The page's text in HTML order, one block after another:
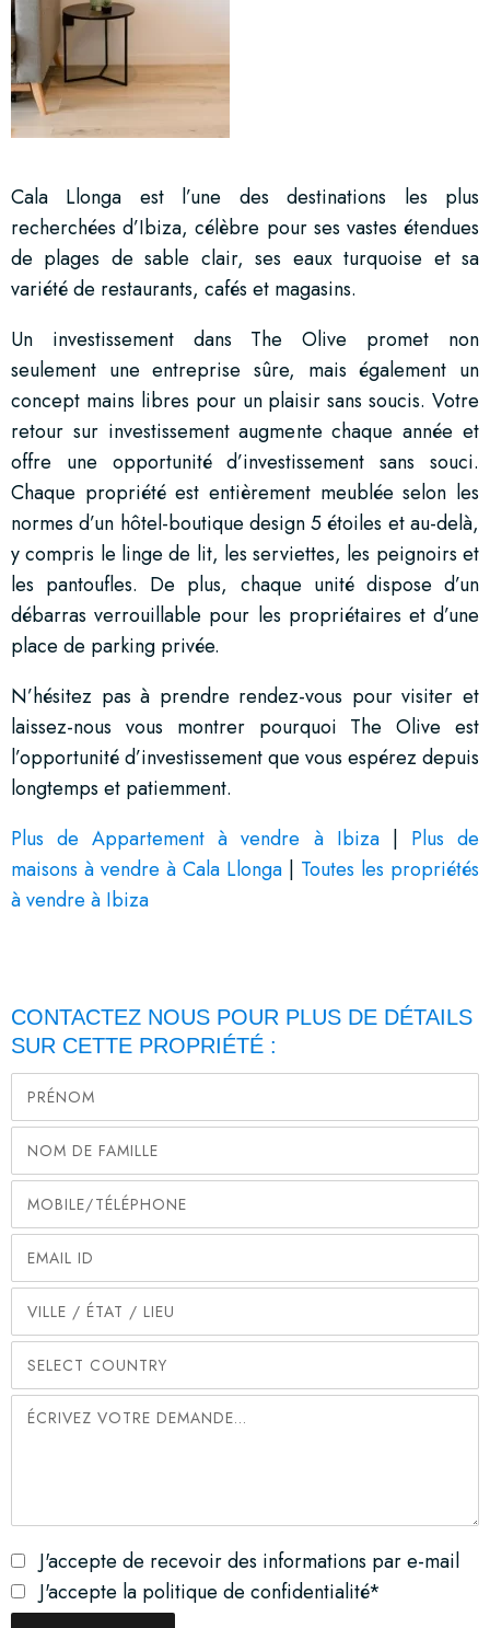
Cala Llonga est l’une des destinations les plus
recherchées d’Ibiza, célèbre pour ses vastes étendues
de plages de sable clair, ses eaux turquoise et sa
variété de restaurants, cafés et magasins.
Un investissement dans The Olive promet non
seulement une entreprise sûre, mais également un
concept mains libres pour un plaisir sans soucis. Votre
retour sur investissement augmente chaque année et
offre une opportunité d’investissement sans souci.
Chaque propriété est entièrement meublée selon les
normes d’un hôtel-boutique design 5 étoiles et au-delà,
y compris le linge de lit, les serviettes, les peignoirs et
les pantoufles. De plus, chaque unité dispose d’un
débarras verrouillable pour les propriétaires et d’une
place de parking privée.
N’hésitez pas à prendre rendez-vous pour visiter et
laissez-nous vous montrer pourquoi The Olive est
l’opportunité d’investissement que vous espérez depuis
longtemps et patiemment.
Plus de Appartement à vendre à Ibiza| Plus de
maisons à vendre à Cala Llonga | Toutes les propriétés
à vendre à Ibiza
CONTACTEZ NOUS POUR PLUS DE DÉTAILS
SUR CETTE PROPRIÉTÉ :
J'accepte de recevoir des informations par e-mail
J'accepte la politique de confidentialité*